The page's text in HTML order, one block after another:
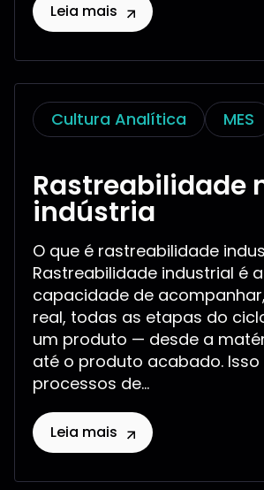
Leia mais
Cultura Analítica MES
Rastreabilidade
indústria
O que é rastreabilidade
Rastreabilidade industrial é a
capacidade de
real, todas as etapas do
um produto — desde a
até o produto acabado. Isso
processos de...
Leia mais